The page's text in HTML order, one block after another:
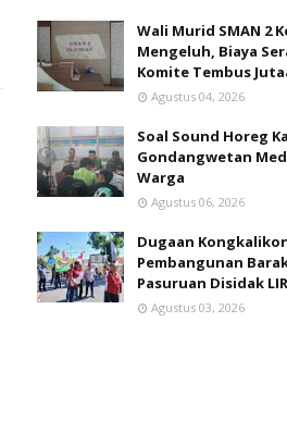
Wali Murid SMAN 2
Mengeluh, Biaya
Komite Tembus
Agustus 04, 2026
Soal Sound Horeg
Gondangwetan
Warga
Agustus 06, 2026
Dugaan
Pembangunan
Pasuruan Disidak
Agustus 03, 2026